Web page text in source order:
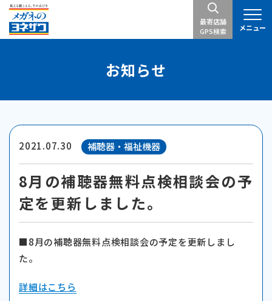
最寄店舗
GPS検索
お知らせ
2021.07.30 補聴器・福祉機器
8月の補聴器無料点検相談会の予
定を更新しました。
■8月の補聴器無料点検相談会の予定を更新しまし
た。
詳細はこちら
メニュー